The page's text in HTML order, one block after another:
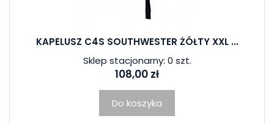
KAPELUSZ C4S SOUTHWESTER ŻÓŁTY XXL ...
Sklep stacjonarny: 0 szt.
108,00 zł
Do koszyka